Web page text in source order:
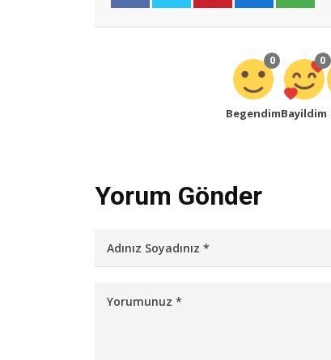
0
Begendim
0
Bayildim
Yorum Gönder